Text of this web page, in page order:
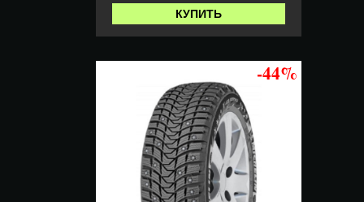
КУПИТЬ
-44%